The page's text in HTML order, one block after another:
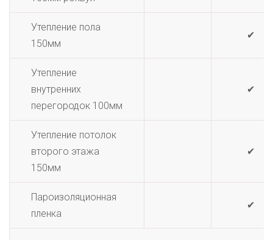
Утепление пола
150мм
✔
Утепление
внутренних
перегородок 100мм
✔
Утепление потолок
второго этажа
150мм
✔
Пароизоляционная
пленка
✔